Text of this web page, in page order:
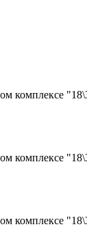
комплексе
комплексе
комплексе